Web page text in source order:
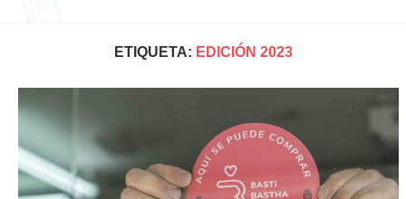
ETIQUETA: EDICIÓN 2023